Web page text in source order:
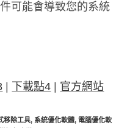
可能會導致您的系統
下載點4 官方網站
移除工具, 系統優化軟體, 電腦優化軟